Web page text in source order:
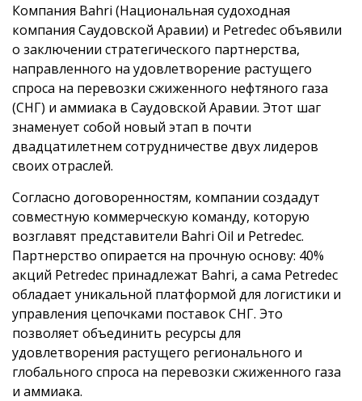
Компания Bahri (Национальная судоходная
компания Саудовской Аравии) и Petredec объявили
о заключении стратегического партнерства,
направленного на удовлетворение растущего
спроса на перевозки сжиженного нефтяного газа
(СНГ) и аммиака в Саудовской Аравии. Этот шаг
знаменует собой новый этап в почти
двадцатилетнем сотрудничестве двух лидеров
своих отраслей.
Согласно договоренностям, компании создадут
совместную коммерческую команду, которую
возглавят представители Bahri Oil и Petredec.
Партнерство опирается на прочную основу: 40%
акций Petredec принадлежат Bahri, а сама Petredec
обладает уникальной платформой для логистики и
управления цепочками поставок СНГ. Это
позволяет объединить ресурсы для
удовлетворения растущего регионального и
глобального спроса на перевозки сжиженного газа
и аммиака.